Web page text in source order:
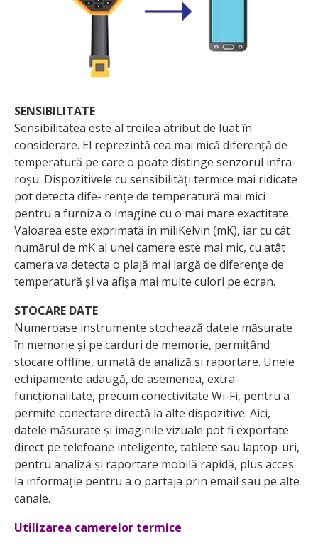
SENSIBILITATE
Sensibilitatea este al treilea atribut de luat în
considerare. El reprezintă cea mai mică diferență de
temperatură pe care o poate distinge senzorul infra­
roșu. Dispozitivele cu sensibilități termice mai ridicate
pot detecta dife- rențe de temperatură mai mici
pentru a furniza o imagine cu o mai mare exac­titate.
Valoarea este exprimată în miliKelvin (mK), iar cu cât
numărul de mK al unei camere este mai mic, cu atât
camera va detecta o plajă mai largă de diferențe de
temperatură și va afișa mai multe culori pe ecran.
STOCARE DATE
Numeroase instrumente stochează datele măsurate
în memorie și pe carduri de memorie, permițând
stocare offline, urmată de analiză și raportare. Unele
echipamente adaugă, de asemenea, extra-
funcționalitate, precum conectivitate Wi-Fi, pentru a
permite conectare directă la alte dispozitive. Aici,
datele măsurate și imaginile vizuale pot fi exportate
direct pe telefoane inteligente, tablete sau laptop-uri,
pentru analiză și raportare mobilă rapidă, plus acces
la informație pentru a o partaja prin email sau pe alte
canale.
Utilizarea camerelor termice